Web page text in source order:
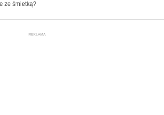
ze śmietką?
REKLAMA